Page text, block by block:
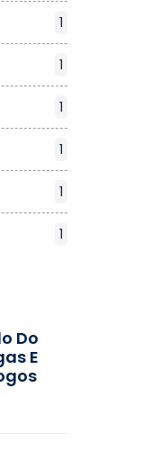
1
1
1
1
1
1
Do
E